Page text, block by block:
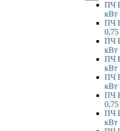
ПЧ
кВт
ПЧ
ПЧ
кВт
ПЧ
кВт
ПЧ
кВт
ПЧ
ПЧ
кВт